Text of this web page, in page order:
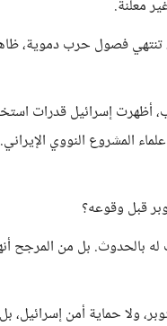
معلنة.
تنتهي فصول حرب دموية،
أظهرت إسرائيل قدرات
المشروع النووي
له بالحدوث. بل من المرجح
يتضح أن الهدف الحقيقي من حرب غزة لم يكن الرد على أحداث 7